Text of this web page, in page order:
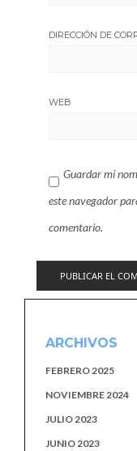
DIRECCIÓN DE
WEB
Guardar mi
este navegador
comentario.
ARCHIVOS
FEBRERO 2025
NOVIEMBRE 2024
JULIO 2023
JUNIO 2023